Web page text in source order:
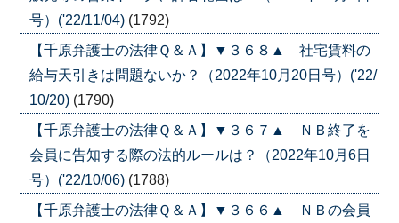
号）('22/11/04) (1792)
【千原弁護士の法律Ｑ＆Ａ】▼３６８▲ 社宅賃料の
給与天引きは問題ないか？（2022年10月20日号）('22/
10/20) (1790)
【千原弁護士の法律Ｑ＆Ａ】▼３６７▲ ＮＢ終了を
会員に告知する際の法的ルールは？（2022年10月6日
号）('22/10/06) (1788)
【千原弁護士の法律Ｑ＆Ａ】▼３６６▲ ＮＢの会員